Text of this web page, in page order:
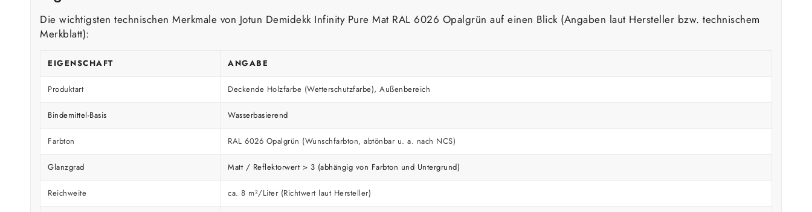
Die wichtigsten technischen Merkmale von Jotun Demidekk Infinity Pure Mat RAL 6026 Opalgrün auf einen Blick (Angaben laut Hersteller bzw. technischem
Merkblatt):
EIGENSCHAFT ANGABE
Produktart Deckende Holzfarbe (Wetterschutzfarbe), Außenbereich
Bindemittel-Basis Wasserbasierend
Farbton RAL 6026 Opalgrün (Wunschfarbton, abtönbar u. a. nach NCS)
Glanzgrad Matt / Reflektorwert > 3 (abhängig von Farbton und Untergrund)
Reichweite ca. 8 m²/Liter (Richtwert laut Hersteller)